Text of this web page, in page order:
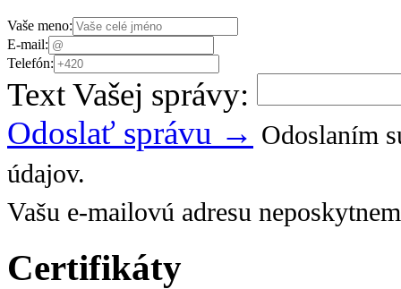
Vaše meno:
E-mail:
Telefón:
Text Vašej správy:
Odoslať správu → Odoslaním
údajov.
Vašu e-mailovú adresu
Certifikáty